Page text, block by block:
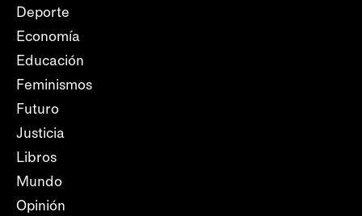
Deporte
Economía
Educación
Feminismos
Futuro
Justicia
Libros
Mundo
Opinión